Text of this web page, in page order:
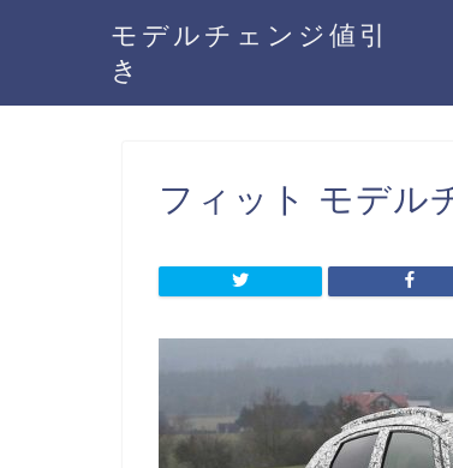
モデルチェンジ値引
き
フィット モデル